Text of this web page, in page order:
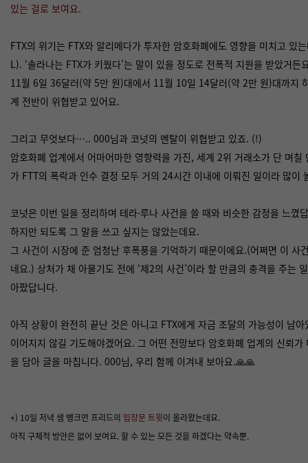
있는 걸로 보여요.
FTX의 위기는 FTX와 알리메다가 투자한 암호화폐에도 영향을 미치고 있
L). ‘솔라나는 FTX가 키웠다’는 말이 있을 정도로 전폭적 지원을 받았거든
11월 6일 36달러(약 5만 원)대에서 11월 10일 14달러(약 2만 원)대까지
계 전반이 위협받고 있어요.
그리고 무엇보다….. 000님과 코넛의 멘탈이 위협받고 있죠. (!)
암호화폐 업계에서 어마어마한 영향력을 가진, 세계 2위 거래소가 단 며칠
가 FTT의 폭락과 인수 결정 모두 거의 24시간 이내에 이뤄진 일이라 많이
코넛은 이번 일을 정리하며 테라·루나 사건을 쓸 때와 비슷한 감정을 느꼈
하지만 되도록 그 말을 쓰고 싶지는 않았는데요.
그 사건이 시장에 준 엄청난 후폭풍을 기억하기 때문이에요.(어쩌면 이 사
네요.) 상처가 채 아물기도 전에 ‘제2의 사건’이라 할 만큼의 충격을 주는
아팠답니다.
아직 상황이 완전히 끝난 것은 아니고 FTX에게 자금 조달의 가능성이 남
이어지지 않길 기도해야겠어요. 그 어떤 전망보다 암호화폐 업계의 신뢰
을 담아 글을 마칩니다. 000님, 우리 함께 이겨내 보아요.🙏🙏
+) 10일 저녁 샘 뱅크먼 프리드의 입장문 트윗이 올라왔는데요.
아직 구체적 방안은 없어 보여요. 할 수 있는 모든 것을 하겠다는 약속뿐.